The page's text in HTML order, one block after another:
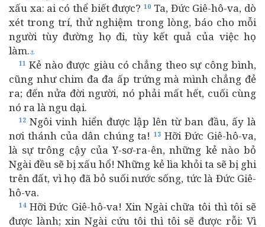
xấu xa: ai có thể biết được?10 Ta, Đức Giê-hô-va, dò
xét trong trí, thử nghiệm trong lòng, báo cho mỗi
người tùy đường họ đi, tùy kết quả của việc họ
làm.⚓
11 Kẻ nào được giàu có chẳng theo sự công bình,
cũng như chim đa đa ấp trứng mà mình chẳng đẻ
ra; đến nửa đời người, nó phải mất hết, cuối cùng
nó ra là ngu dại.
12 Ngôi vinh hiển được lập lên từ ban đầu, ấy là
nơi thánh của dân chúng ta!13 Hỡi Đức Giê-hô-va,
là sự trông cậy của Y-sơ-ra-ên, những kẻ nào bỏ
Ngài đều sẽ bị xấu hổ! Những kẻ lìa khỏi ta sẽ bị ghi
trên đất, vì họ đã bỏ suối nước sống, tức là Đức Giê-
hô-va.
14Hỡi Đức Giê-hô-va! Xin Ngài chữa tôi thì tôi sẽ
được lành; xin Ngài cứu tôi thì tôi sẽ được rỗi: Vì